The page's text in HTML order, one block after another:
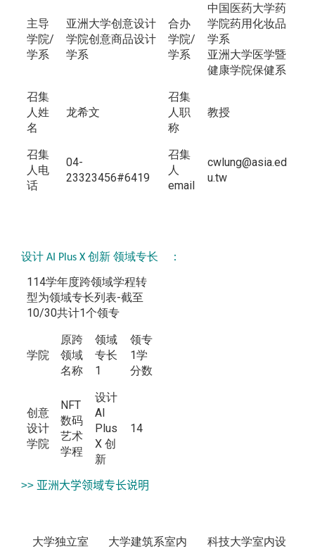
主导
学院/
学系
亚洲大学创意设计
学院创意商品设计
学系
合办
学院/
学系
中国医药大学药
学院药用化妆品
学系
亚洲大学医学暨
健康学院保健系
召集
人姓
名
龙希文
召集
人职
称
教授
召集
人电
话
04-
23323456#6419
召集
人
email
cwlung@asia.ed
u.tw
设计 AI Plus X 创新 领域专长 ：
114学年度跨领域学程转
型为领域专长列表-截至
10/30共计1个领专
学院
原跨
领域
名称
领域
专长
1
领专
1学
分数
创意
设计
学院
NFT
数码
艺术
学程
设计
AI
Plus
X 创
新
14
>> 亚洲大学领域专长说明
大学独立室
大学建筑系室内
科技大学室内设